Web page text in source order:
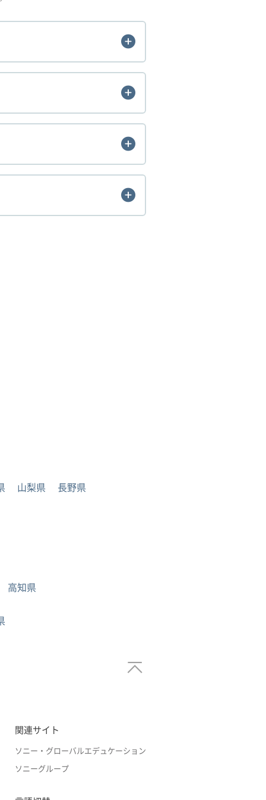
山梨県 長野県
高知県
関連サイト
ソニー・グローバルエデュケーション
ソニーグループ